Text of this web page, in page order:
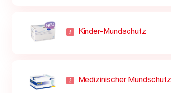
Kinder-Mundschutz
Medizinischer Mundschutz